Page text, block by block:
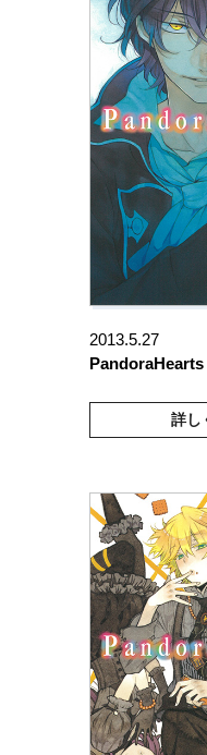
2013.5.27
PandoraHearts
詳し